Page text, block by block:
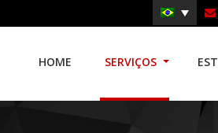
HOME SERVIÇOS